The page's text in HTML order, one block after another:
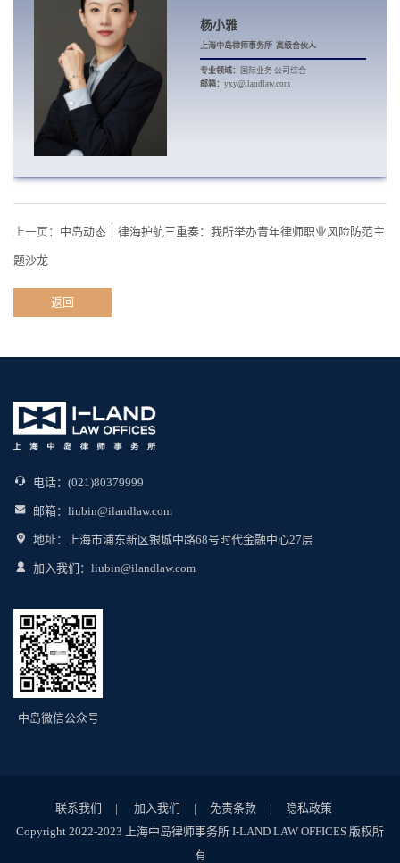
杨小雅
上海中岛律师事务所 高级合伙人
专业领域：
国际业务 公司综合
邮箱： yxy@ilandlaw.com
上一页： 中岛动态丨律海护航三重奏：我所举办青年律师职业风险防范主
题沙龙
返回
电话：(021)80379999
邮箱：liubin@ilandlaw.com
地址：上海市浦东新区银城中路68号时代金融中心27层
加入我们：liubin@ilandlaw.com
中岛微信公众号
联系我们 | 加入我们 | 免责条款 |
隐私政策
Copyright 2022-2023 上海中岛律师事务所 I-LAND LAW OFFICES 版权所
有